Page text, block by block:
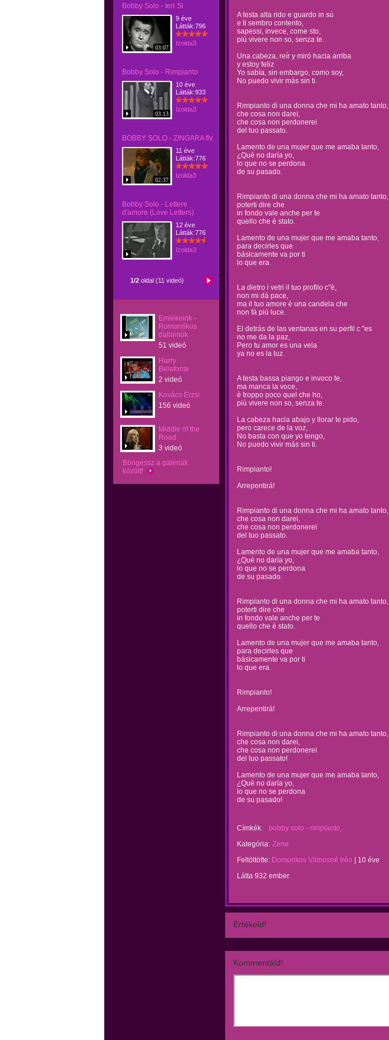
Bobby Solo - Ieri Si
03:07
9 éve
Látták:796
Izolda3
Bobby Solo - Rimpianto
03:13
10 éve
Látták:933
Izolda3
BOBBY SOLO - ZINGARA flv
02:37
11 éve
Látták:776
Izolda3
Bobby Solo - Lettere
d'amore (Love Letters)
12 éve
Látták:776
Izolda3
1/2oldal (11 videó)
Emlékeink -
Romantikus
dallamok
51 videó
Harry
Belafonte
2 videó
Kovács Erzsi
156 videó
Middle of the
Road
3 videó
Böngéssz a galériák
között!
A testa alta rido e guardo in sù
e ti sembro contento,
sapessi, invece, come sto,
più vivere non so, senza te.
Una cabeza, reír y miró hacia arriba
y estoy feliz
Yo sabía, sin embargo, como soy,
No puedo vivir más sin ti.
Rimpianto di una donna che mi ha amato tanto,
che cosa non darei,
che cosa non perdonerei
del tuo passato.
Lamento de una mujer que me amaba tanto,
¿Qué no daría yo,
lo que no se perdona
de su pasado.
Rimpianto di una donna che mi ha amato tanto,
poterti dire che
in fondo vale anche per te
quello che è stato.
Lamento de una mujer que me amaba tanto,
para decirles que
básicamente va por ti
lo que era.
La dietro i vetri il tuo profilo c"è,
non mi dà pace,
ma il tuo amore è una candela che
non fà più luce.
El detrás de las ventanas en su perfil c "es
no me da la paz,
Pero tu amor es una vela
ya no es la luz.
A testa bassa piango e invoco te,
ma manca la voce,
è troppo poco quel che ho,
più vivere non so, senza te.
La cabeza hacia abajo y llorar te pido,
pero carece de la voz,
No basta con que yo tengo,
No puedo vivir más sin ti.
Rimpianto!
Arrepentirá!
Rimpianto di una donna che mi ha amato tanto,
che cosa non darei,
che cosa non perdonerei
del tuo passato.
Lamento de una mujer que me amaba tanto,
¿Qué no daría yo,
lo que no se perdona
de su pasado.
Rimpianto di una donna che mi ha amato tanto,
poterti dire che
in fondo vale anche per te
quello che è stato.
Lamento de una mujer que me amaba tanto,
para decirles que
básicamente va por ti
lo que era.
Rimpianto!
Arrepentirá!
Rimpianto di una donna che mi ha amato tanto,
che cosa non darei,
che cosa non perdonerei
del tuo passato!
Lamento de una mujer que me amaba tanto,
¿Qué no daría yo,
lo que no se perdona
de su pasado!
Címkék:
bobby solo - rimpianto
Kategória: Zene
Feltöltötte: Domonkos Vilmosné Irén
10 éve
Látta 932 ember.
Értékeld!
Kommentáld!